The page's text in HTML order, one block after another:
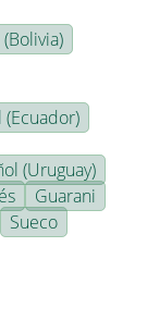
(Ecuador)
(Uruguay)
Guarani
Sueco